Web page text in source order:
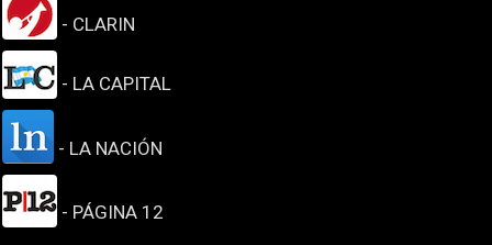
- CLARIN
- LA CAPITAL
- LA NACIÓN
- PÁGINA 12